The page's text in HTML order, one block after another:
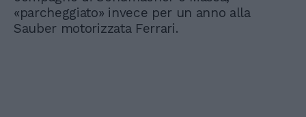
«parcheggiato» invece per un anno alla
Sauber motorizzata Ferrari.